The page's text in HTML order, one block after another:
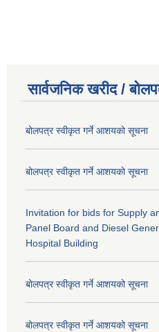
सार्वजनिक खरीद /
बोलपत्र स्वीकृत गर्ने आशयको सूचना
बोलपत्र स्वीकृत गर्ने आशयको सूचना
Invitation for bids for Supply
Panel Board and Diesel
Hospital Building
बोलपत्र स्वीकृत गर्ने आशयको सूचना
बोलपत्र स्वीकृत गर्ने आशयको सूचना